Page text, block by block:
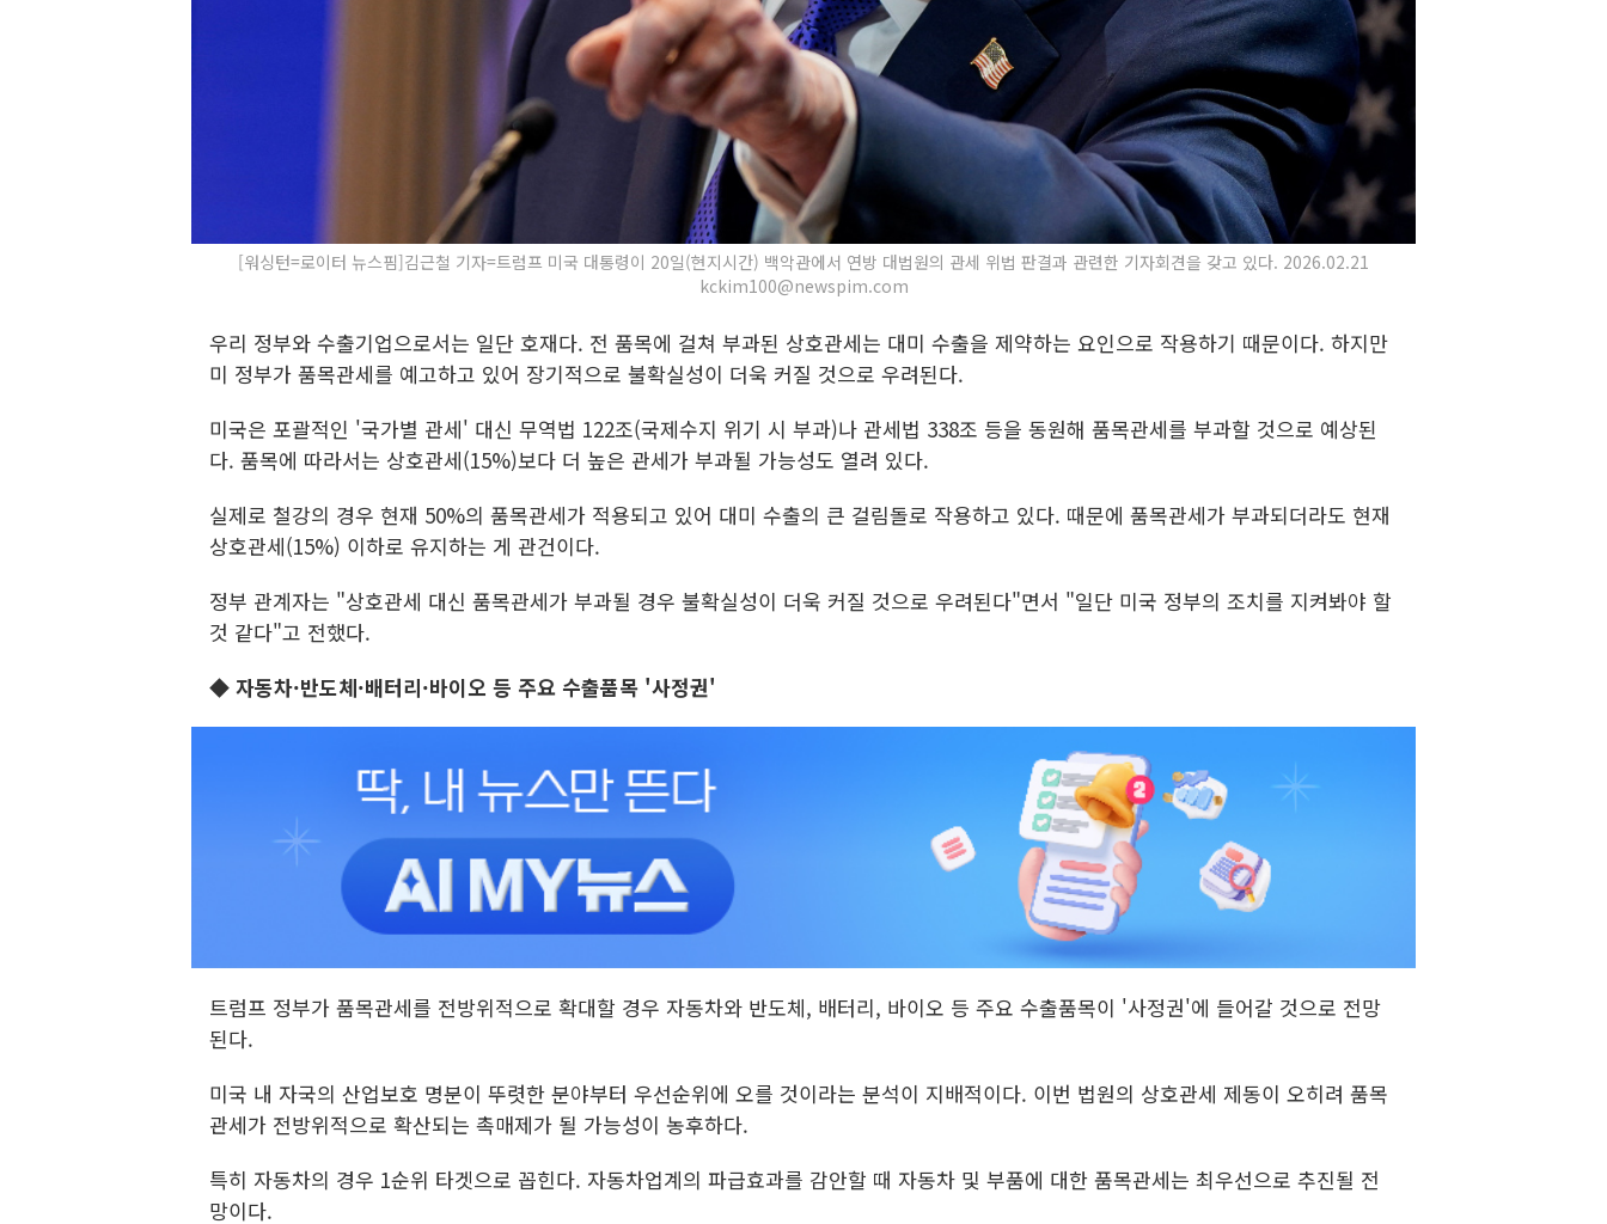
[워싱턴=로이터 뉴스핌]김근철 기자=트럼프 미국 대통령이 20일(현지시간) 백악관에서 연방 대법원의 관세 위법 판결과 관련한 기자회견을 갖고 있다. 2026.02.21
kckim100@newspim.com
우리 정부와 수출기업으로서는 일단 호재다. 전 품목에 걸쳐 부과된 상호관세는 대미 수출을 제약하는 요인으로 작용하기 때문이다. 하지만
미 정부가 품목관세를 예고하고 있어 장기적으로 불확실성이 더욱 커질 것으로 우려된다.
미국은 포괄적인 '국가별 관세' 대신 무역법 122조(국제수지 위기 시 부과)나 관세법 338조 등을 동원해 품목관세를 부과할 것으로 예상된
다. 품목에 따라서는 상호관세(15%)보다 더 높은 관세가 부과될 가능성도 열려 있다.
실제로 철강의 경우 현재 50%의 품목관세가 적용되고 있어 대미 수출의 큰 걸림돌로 작용하고 있다. 때문에 품목관세가 부과되더라도 현재
상호관세(15%) 이하로 유지하는 게 관건이다.
정부 관계자는 "상호관세 대신 품목관세가 부과될 경우 불확실성이 더욱 커질 것으로 우려된다"면서 "일단 미국 정부의 조치를 지켜봐야 할
것 같다"고 전했다.
◆ 자동차·반도체·배터리·바이오 등 주요 수출품목 '사정권'
트럼프 정부가 품목관세를 전방위적으로 확대할 경우 자동차와 반도체, 배터리, 바이오 등 주요 수출품목이 '사정권'에 들어갈 것으로 전망
된다.
미국 내 자국의 산업보호 명분이 뚜렷한 분야부터 우선순위에 오를 것이라는 분석이 지배적이다. 이번 법원의 상호관세 제동이 오히려 품목
관세가 전방위적으로 확산되는 촉매제가 될 가능성이 농후하다.
특히 자동차의 경우 1순위 타겟으로 꼽힌다. 자동차업계의 파급효과를 감안할 때 자동차 및 부품에 대한 품목관세는 최우선으로 추진될 전
망이다.